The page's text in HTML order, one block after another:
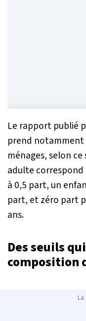
Le rapport publié
prend
ménages, selon
adulte
à 0,5 part, un
part, et zéro part
ans.
Des seuils
composition
La